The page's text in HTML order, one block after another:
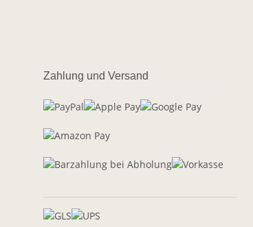
Zahlung und Versand